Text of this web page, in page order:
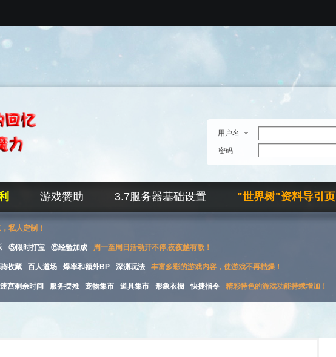
用户名
密码
游戏赞助 3.7服务器基础设置 "世界树"资料导引页
私人定制！
⑤限时打宝 ⑥经验加成 周一至周日活动开不停,夜夜越有歌！
收藏 百人道场 爆率和额外BP 深渊玩法 丰富多彩的游戏内容，使游戏不再枯燥！
迷宫剩余时间 服务摆摊 宠物集市 道具集市 形象衣橱 快捷指令 精彩特色的游戏功能持续增加！